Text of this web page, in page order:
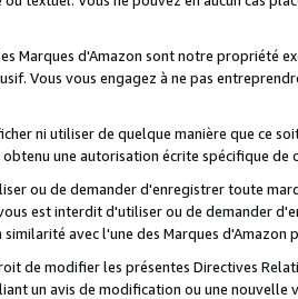
Marques d'Amazon sont notre propriété
Vous vous engagez à ne pas
ni utiliser de quelque manière que ce
une autorisation écrite spécifique de
ou de demander d'enregistrer toute
est interdit d'utiliser ou de demander
avec l'une des Marques
de modifier les présentes Directives
un avis de modification ou une nouvelle